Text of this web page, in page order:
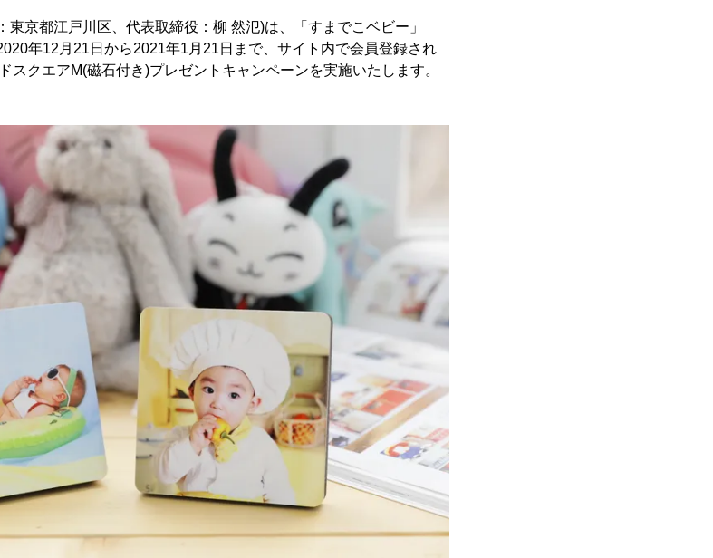
京都江戸川区、代表取締役：柳 然氾)は、「すまでこベビー」
年12月21日から2021年1月21日まで、サイト内で会員登録され
スクエアM(磁石付き)プレゼントキャンペーンを実施いたします。